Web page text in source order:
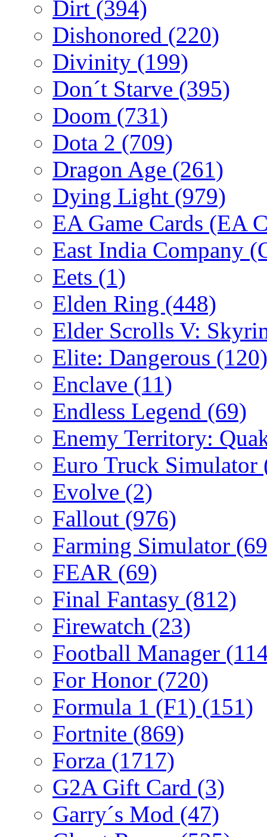
Dirt (394)
Dishonored (220)
Divinity (199)
Don´t Starve (395)
Doom (731)
Dota 2 (709)
Dragon Age (261)
Dying Light (979)
EA Game Cards (EA
East India Company
Eets (1)
Elden Ring (448)
Elder Scrolls V:
Elite: Dangerous (120)
Enclave (11)
Endless Legend (69)
Enemy Territory:
Euro Truck Simulator
Evolve (2)
Fallout (976)
Farming Simulator
FEAR (69)
Final Fantasy (812)
Firewatch (23)
Football Manager
For Honor (720)
Formula 1 (F1) (151)
Fortnite (869)
Forza (1717)
G2A Gift Card (3)
Garry´s Mod (47)